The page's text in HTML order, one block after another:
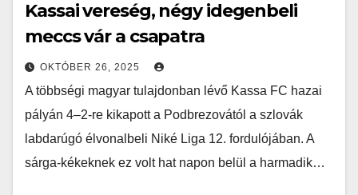
Kassai vereség, négy idegenbeli
meccs vár a csapatra
OKTÓBER 26, 2025
A többségi magyar tulajdonban lévő Kassa FC hazai
pályán 4–2-re kikapott a Podbrezovától a szlovák
labdarúgó élvonalbeli Niké Liga 12. fordulójában. A
sárga-kékeknek ez volt hat napon belül a harmadik…